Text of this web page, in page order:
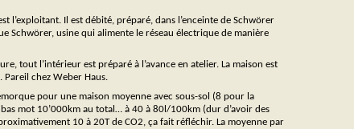
l’exploitant. Il est débité, préparé, dans l’enceinte de Schwörer
Schwörer, usine qui alimente le réseau électrique de manière
tout l’intérieur est préparé à l’avance en atelier. La maison est
Pareil chez Weber Haus.
pour une maison moyenne avec sous-sol (8 pour la
mot 10’000km au total… à 40 à 80l/100km (dur d’avoir des
10 à 20T de CO2, ça fait réfléchir. La moyenne par